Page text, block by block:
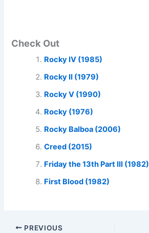
Check Out
Rocky IV (1985)
Rocky II (1979)
Rocky V (1990)
Rocky (1976)
Rocky Balboa (2006)
Creed (2015)
Friday the 13th Part III (1982)
First Blood (1982)
PREVIOUS